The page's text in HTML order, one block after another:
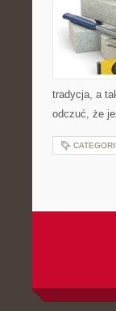
tradycja, a
odczuć, że